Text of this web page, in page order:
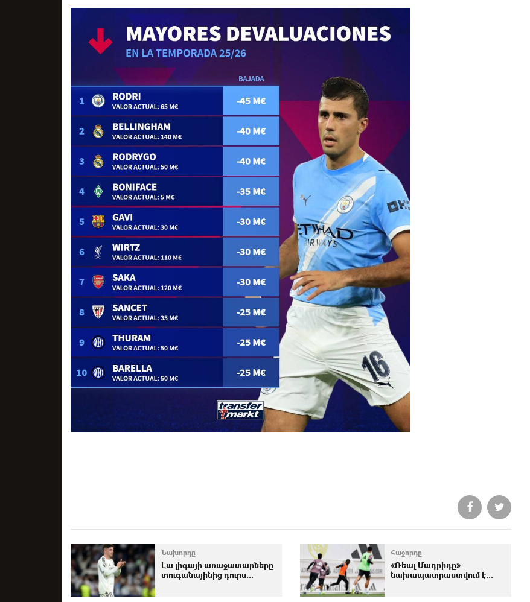
Նախորդը
Լա լիգայի առաջատարները
տուգանայինից դուրս...
Հաջորդը
«Ռեալ Մադրիդը»
նախապատրաստվում է...